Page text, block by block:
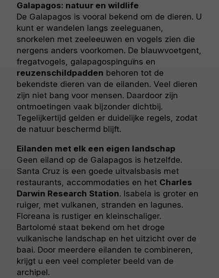
Galapagos: natuur en wildlife
De Galapagos is vooral bekend om de dieren. U
kunt er wandelen langs zeeleguanen,
snorkelen met zeeleeuwen en vogels zien die
nergens anders voorkomen. De blauwvoetgent,
fregatvogels, galapagospinguïns en
reuzenschildpadden behoren tot de
bekendste dieren van de eilanden. Veel dieren
zijn niet bang voor mensen. Daardoor zijn
ontmoetingen vaak bijzonder dichtbij.
Tegelijkertijd gelden er duidelijke regels, zodat
de natuur beschermd blijft.
Eilanden met elk een eigen landschap
Geen eiland op de Galapagos is hetzelfde.
Santa Cruz is een goede uitvalsbasis met
restaurants, accommodaties en het Charles
Darwin Research Station. Isabela is groter en
ruiger, met vulkanen, stranden en lagunes.
Floreana is rustiger en kleinschaliger.
Bartolomé staat bekend om het droge
vulkanische landschap en het uitzicht over de
baai. Door meerdere eilanden te combineren,
krijgt u een veel completer beeld van de
archipel.